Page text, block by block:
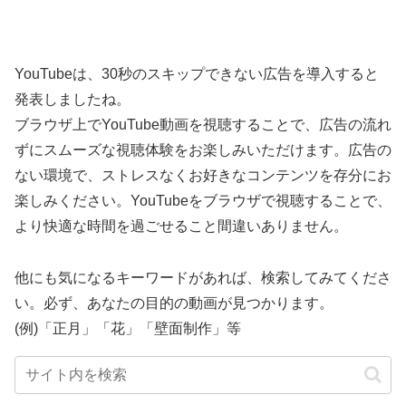
YouTubeは、30秒のスキップできない広告を導入すると
発表しましたね。
ブラウザ上でYouTube動画を視聴することで、広告の流れ
ずにスムーズな視聴体験をお楽しみいただけます。広告の
ない環境で、ストレスなくお好きなコンテンツを存分にお
楽しみください。YouTubeをブラウザで視聴することで、
より快適な時間を過ごせること間違いありません。
他にも気になるキーワードがあれば、検索してみてくださ
い。必ず、あなたの目的の動画が見つかります。
(例)「正月」「花」「壁面制作」等